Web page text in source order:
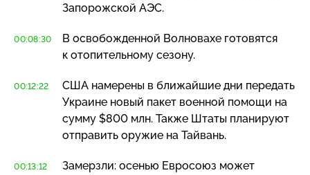
Запорожской АЭС.
00:08:30
В освобожденной Волновахе готовятся
к отопительному сезону.
00:12:22
США намерены в ближайшие дни передать
Украине новый пакет военной помощи на
сумму $800 млн. Также Штаты планируют
отправить оружие на Тайвань.
00:13:12
Замерзли: осенью Евросоюз может